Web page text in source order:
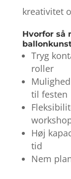
kreativitet
Hvorfor så
Tryg
roller
til festen
Høj
tid
Nem